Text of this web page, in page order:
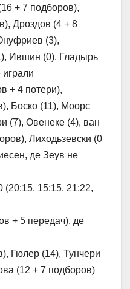
+ 7 подборов),
Дроздов (4 + 8
(3),
Ившин (0), Гладырь
+ 4 потери),
Боско (11), Моорс
(7), Овенеке (4), ван
Лиходьзевски (0
де Зеув не
(20:15, 15:15, 21:22,
+ 5 передач), де
Гюлер (14), Тунчери
(12 + 7 подборов)